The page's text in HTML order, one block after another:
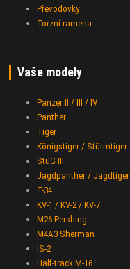
Převodovky
Torzní ramena
Vaše modely
Panzer II / III / IV
Panther
Tiger
Königstiger / Stürmtiger
StuG III
Jagdpanther / Jagdtiger
T-34
KV-1 / KV-2 / KV-7
M26 Pershing
M4A3 Sherman
IS-2
Half-track M-16